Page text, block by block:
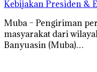
Kebijakan Presiden &
Muba – Pengiriman
masyarakat dari
Banyuasin (Muba)…